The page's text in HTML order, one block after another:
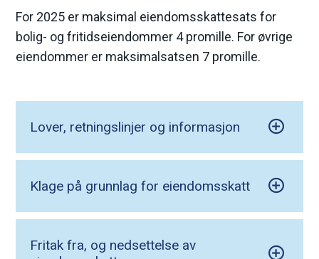
For 2025 er maksimal eiendomsskattesats for
bolig- og fritidseiendommer 4 promille. For øvrige
eiendommer er maksimalsatsen 7 promille.
Lover, retningslinjer og informasjon
Klage på grunnlag for eiendomsskatt
Fritak fra, og nedsettelse av